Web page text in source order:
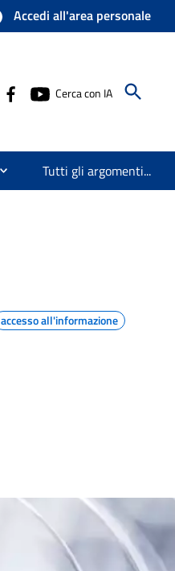
Accedi all'area personale
Cerca con IA
Tutti gli argomenti...
accesso all'informazione